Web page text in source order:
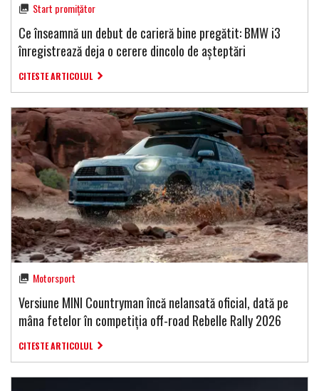
Start promițător
Ce înseamnă un debut de carieră bine pregătit: BMW i3
înregistrează deja o cerere dincolo de așteptări
CITESTE ARTICOLUL
Motorsport
Versiune MINI Countryman încă nelansată oficial, dată pe
mâna fetelor în competiția off-road Rebelle Rally 2026
CITESTE ARTICOLUL